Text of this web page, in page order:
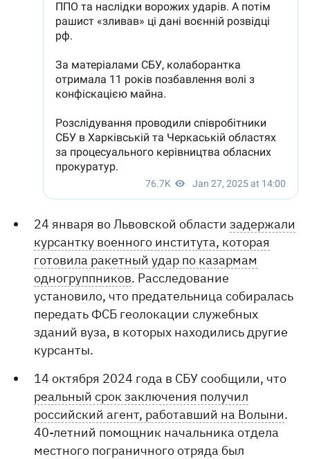
24 января во Львовской областизадержали
курсантку военного института, которая
готовила ракетный удар по казармам
одногруппников. Расследование
установило, что предательница собиралась
передать ФСБ геолокации служебных
зданий вуза, в которых находились другие
курсанты.
14 октября 2024 года в СБУ сообщили, что
реальный срок заключения получил
российский агент, работавший на Волыни.
40-летний помощник начальника отдела
местного пограничного отряда был